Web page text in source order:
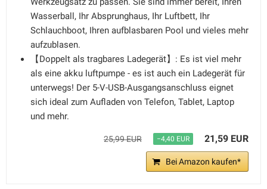
Wasserball, Ihr Absprunghaus, Ihr Luftbett, Ihr
Schlauchboot, Ihren aufblasbaren Pool und vieles mehr
aufzublasen.
【Doppelt als tragbares Ladegerät】: Es ist viel mehr
als eine akku luftpumpe - es ist auch ein Ladegerät für
unterwegs! Der 5-V-USB-Ausgangsanschluss eignet
sich ideal zum Aufladen von Telefon, Tablet, Laptop
und mehr.
25,99 EUR −4,40 EUR 21,59 EUR
Bei Amazon kaufen*